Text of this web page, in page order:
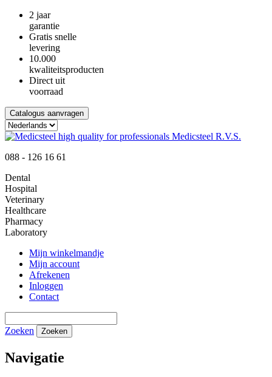
2 jaar
garantie
Gratis snelle
levering
10.000
kwaliteitsproducten
Direct uit
voorraad
Catalogus aanvragen
088 - 126 16 61
Dental
Hospital
Veterinary
Healthcare
Pharmacy
Laboratory
Mijn winkelmandje
Mijn account
Afrekenen
Inloggen
Contact
Zoeken Zoeken
Navigatie